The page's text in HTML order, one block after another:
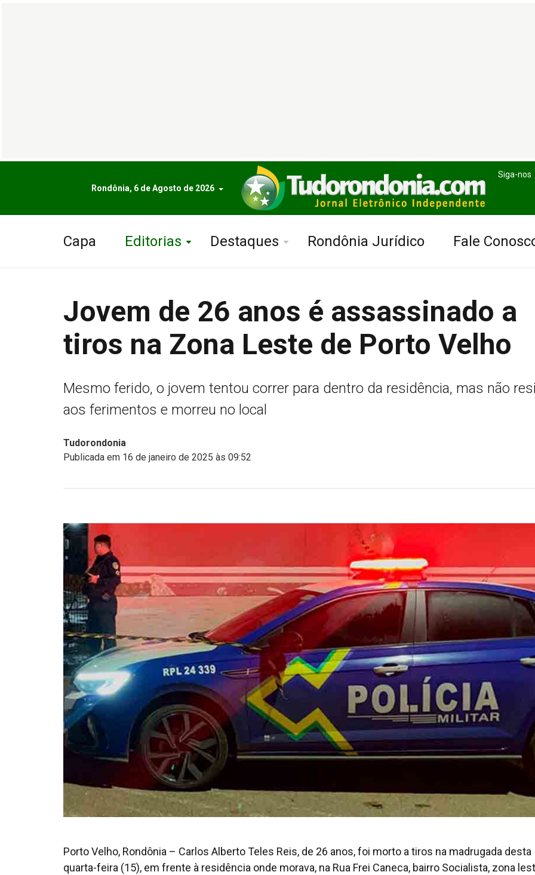
Rondônia, 6 de Agosto de 2026
Siga-nos
Capa Editorias Destaques Rondônia Jurídico Fale
Jovem de 26 anos é assassinado a
tiros na Zona Leste de Porto Velho
Mesmo ferido, o jovem tentou correr para dentro da residência, mas não
aos ferimentos e morreu no local
Tudorondonia
Publicada em 16 de janeiro de 2025 às 09:52
Porto Velho, Rondônia – Carlos Alberto Teles Reis, de 26 anos, foi morto a tiros na madrugada desta
quarta-feira (15), em frente à residência onde morava, na Rua Frei Caneca, bairro Socialista, zona